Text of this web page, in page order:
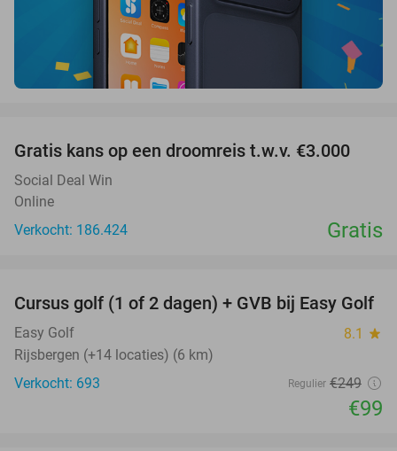
Gratis kans op een droomreis t.w.v. €3.000
Social Deal Win
Online
Verkocht: 186.424
Gratis
60%
Cursus golf (1 of 2 dagen) + GVB bij Easy Golf
Easy Golf 8.1 star
Rijsbergen (+14 locaties) (6 km)
Verkocht: 693
Regulier €249
€99